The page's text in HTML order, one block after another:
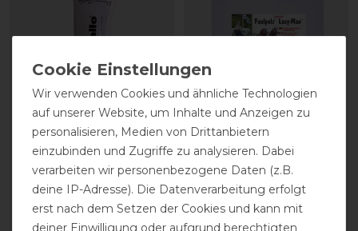
CAVALLO Care Creme
Schuhcreme 75 ml
9,90 € *
0.075 Liter | 132,00 € / Liter
Stassek Equifix Faulpelz
Lederpflege easy-care
43,80 € *
2 Liter | 21,90 € / Liter
Wir verwenden Cookies und ähnliche Technologien
auf unserer Website, um Inhalte und Anzeigen zu
personalisieren, Medien von Drittanbietern
einzubinden und Zugriffe zu analysieren. Dabei
verarbeiten wir personenbezogene Daten (z.B.
deine IP-Adresse). Die Datenverarbeitung erfolgt
erst nach dem Setzen der Cookies und kann mit
deiner Einwilligung oder aufgrund berechtigten